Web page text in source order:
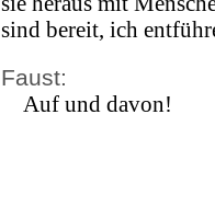
sind bereit, ich
Faust:
Auf und davon!